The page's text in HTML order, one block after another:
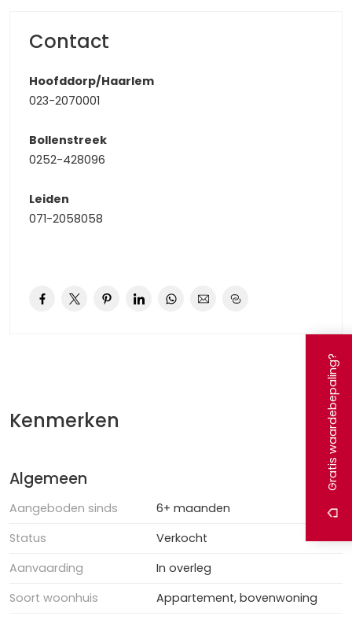
Gratis waardebepaling?
centrum van Haarlem ligt op nog geen 5 minuten
fietsafstand, hoe ideaal is dat? Daarnaast zijn
sportaccommodaties, (basis)scholen en
kinderopvangcentra allen zeer goed te bereiken. Met
– Dubbele bovenwoning met 103m2 woonoppervlakte
– Geheel naar eigensmaak te moderniseren
– Snelle overdracht mogelijk
Uw woning verkopen? Dat doen wij graag voor u! DHB
Makelaardij, uw makelaar voor Haarlem en omstreken! Wij
bieden volledige verkoopbegeleiding tegen een vaste en
lage prijs. Informeer naar onze werkwijze en wij vertellen u
graag meer!
Contact
Hoofddorp/Haarlem
023-2070001
Bollenstreek
0252-428096
Leiden
071-2058058
Kenmerken
Algemeen
Aangeboden sinds
6+ maanden
Status
Verkocht
Aanvaarding
In overleg
Soort woonhuis
Appartement, bovenwoning